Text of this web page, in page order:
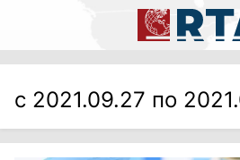
с 2021.09.27 по